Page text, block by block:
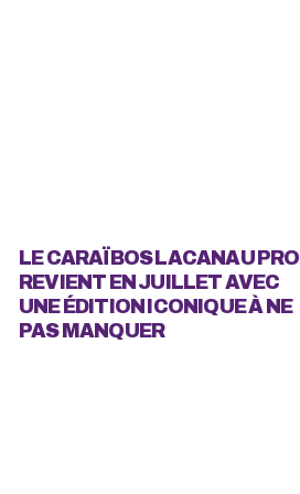
LE CARAÏBOS LACANAU PRO
REVIENT EN JUILLET AVEC
UNE ÉDITION ICONIQUE À NE
PAS MANQUER